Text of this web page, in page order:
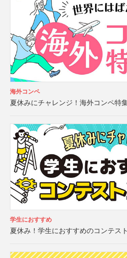
海外コンペ
夏休みにチャレンジ！海外コンペ特
学生におすすめ
夏休み！学生におすすめのコンテス